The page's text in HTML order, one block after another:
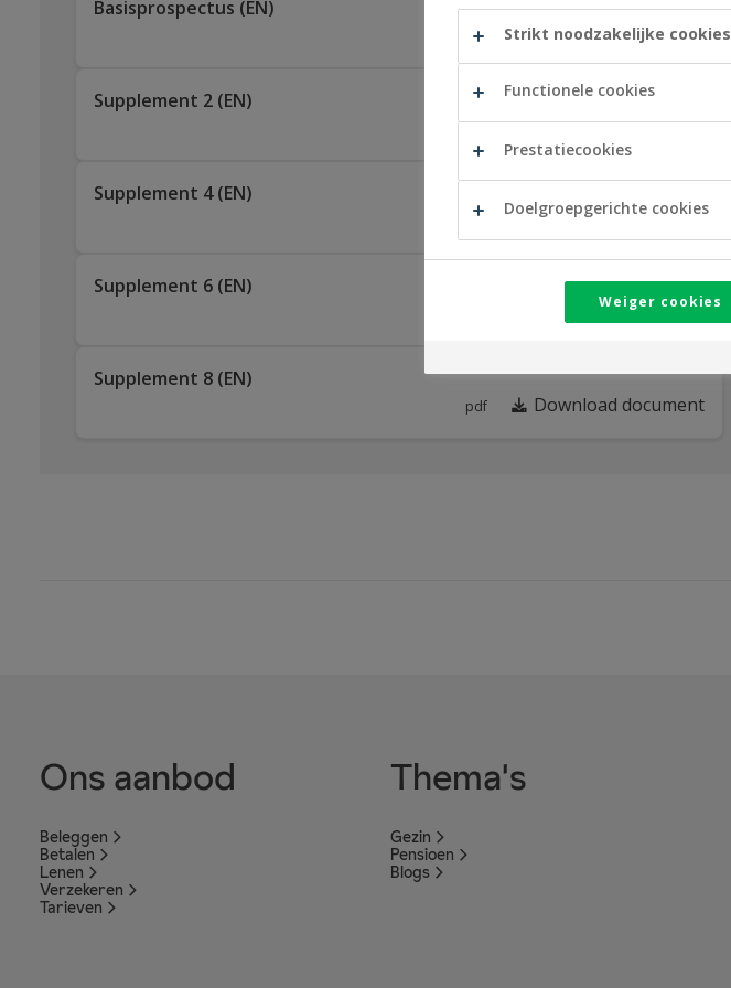
Basisprospectus (EN)
pdf Download document
Supplement 2 (EN)
pdf Download document
Supplement 4 (EN)
pdf Download document
Supplement 6 (EN)
Download document
Supplement 8 (EN)
pdf Download document
Ons aanbod
Beleggen
Betalen
Lenen
Verzekeren
Tarieven
Thema's
Gezin
Pensioen
Blogs
Strikt noodzakelijke cookies
Functionele cookies
Prestatiecookies
Doelgroepgerichte cookies
Weiger cookies